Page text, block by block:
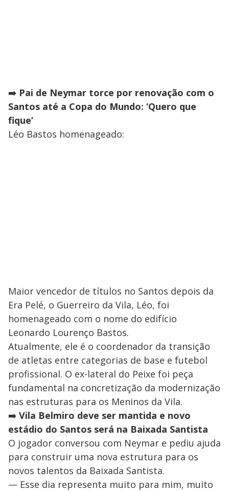
➡️ Pai de Neymar torce por renovação com o
Santos até a Copa do Mundo: ‘Quero que
fique’
Léo Bastos homenageado:
Maior vencedor de títulos no Santos depois da
Era Pelé, o Guerreiro da Vila, Léo, foi
homenageado com o nome do edifício
Leonardo Lourenço Bastos.
Atualmente, ele é o coordenador da transição
de atletas entre categorias de base e futebol
profissional. O ex-lateral do Peixe foi peça
fundamental na concretização da modernização
nas estruturas para os Meninos da Vila.
➡️ Vila Belmiro deve ser mantida e novo
estádio do Santos será na Baixada Santista
O jogador conversou com Neymar e pediu ajuda
para construir uma nova estrutura para os
novos talentos da Baixada Santista.
— Esse dia representa muito para mim, muito